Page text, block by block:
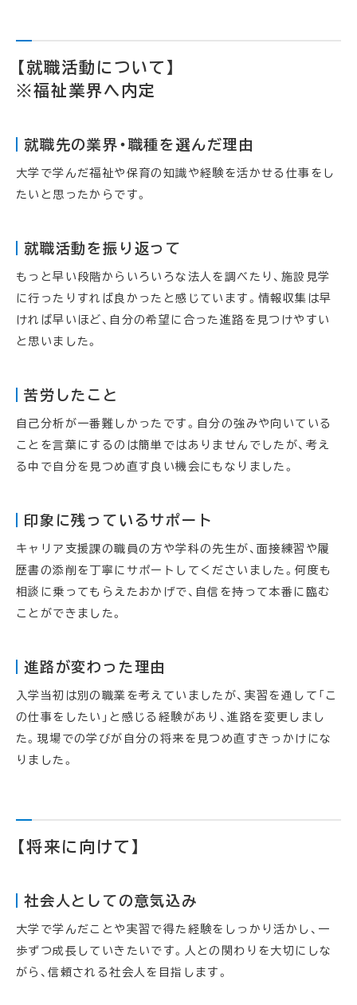
【就職活動について】
※福祉業界へ内定
就職先の業界・職種を選んだ理由
大学で学んだ福祉や保育の知識や経験を活かせる仕事をし
たいと思ったからです。
就職活動を振り返って
もっと早い段階からいろいろな法人を調べたり、施設見学
に行ったりすれば良かったと感じています。情報収集は早
ければ早いほど、自分の希望に合った進路を見つけやすい
と思いました。
苦労したこと
自己分析が一番難しかったです。自分の強みや向いている
ことを言葉にするのは簡単ではありませんでしたが、考え
る中で自分を見つめ直す良い機会にもなりました。
印象に残っているサポート
キャリア支援課の職員の方や学科の先生が、面接練習や履
歴書の添削を丁寧にサポートしてくださいました。何度も
相談に乗ってもらえたおかげで、自信を持って本番に臨む
ことができました。
進路が変わった理由
入学当初は別の職業を考えていましたが、実習を通して「こ
の仕事をしたい」と感じる経験があり、進路を変更しまし
た。現場での学びが自分の将来を見つめ直すきっかけにな
りました。
【将来に向けて】
社会人としての意気込み
大学で学んだことや実習で得た経験をしっかり活かし、一
歩ずつ成長していきたいです。人との関わりを大切にしな
がら、信頼される社会人を目指します。